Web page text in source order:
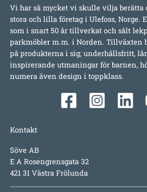
Vi har så mycket vi skulle vilja berätta
stora och lilla företag i Ulefoss, Norge.
som i snart 50 år tillverkat och sålt
parkmöbler m.m. i Norden. Tillväxten
på produkterna i sig; underhållsfritt,
inspirerande utmaningar för barnen,
numera även design i toppklass.
Kontakt
Söve AB
E A Rosengrensgata 32
421 31 Västra Frölunda